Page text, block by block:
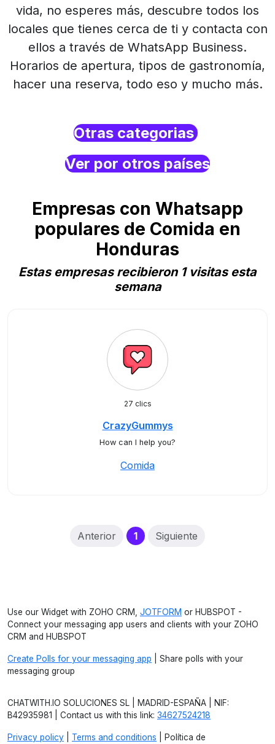
vida, no esperes más, descubre todos los
locales que tienes cerca de ti y contacta con
ellos a través de WhatsApp Business.
Horarios de apertura, tipos de gastronomía,
hacer una reserva, todo eso y mucho más.
Otras categorias
Ver por otros países
Empresas con Whatsapp
populares de Comida en
Honduras
Estas empresas recibieron 1 visitas esta
semana
27 clics
CrazyGummys
How can I help you?
Comida
Anterior 1(current)
Siguiente
Use our Widget with ZOHO CRM, JOTFORM or HUBSPOT -
Connect your messaging app users and clients with your ZOHO
CRM and HUBSPOT
Create Polls for your messaging app | Share polls with your
messaging group
CHATWITH.IO SOLUCIONES SL | MADRID-ESPAÑA | NIF:
B42935981 | Contact us with this link: 34627524218
Privacy policy Terms and conditions | Política de